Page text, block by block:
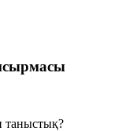
таныстық?